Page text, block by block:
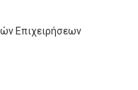
Επιχειρήσεων